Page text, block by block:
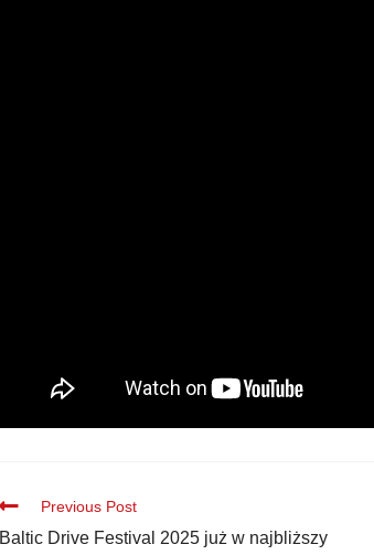
Previous Post
Baltic Drive Festival 2025 już w najbliższy